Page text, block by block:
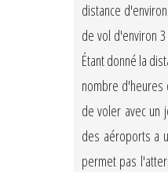
distance
de vol d'environ
Étant donné la
nombre
de voler avec un
des aéroports a
permet pas